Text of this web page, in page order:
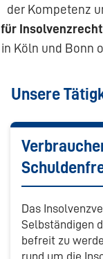
der Kompetenz
für Insolvenzrecht
in Köln und Bonn
Unsere
Das
Selbständigen
befreit zu
rund um die